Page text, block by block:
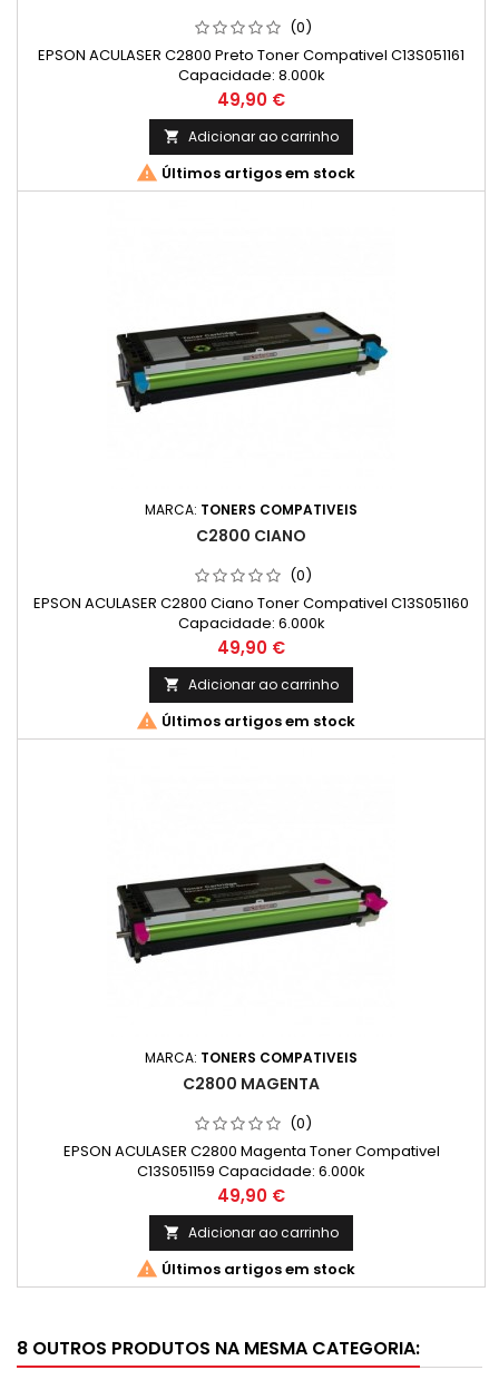
(0)
EPSON ACULASER C2800 Preto Toner Compativel C13S051161
Capacidade: 8.000k
Preço
49,90 €
 Adicionar ao carrinho
 Últimos artigos em stock
MARCA: TONERS COMPATIVEIS
C2800 CIANO
(0)
EPSON ACULASER C2800 Ciano Toner Compativel C13S051160
Capacidade: 6.000k
Preço
49,90 €
 Adicionar ao carrinho
 Últimos artigos em stock
MARCA: TONERS COMPATIVEIS
C2800 MAGENTA
(0)
EPSON ACULASER C2800 Magenta Toner Compativel
C13S051159 Capacidade: 6.000k
Preço
49,90 €
 Adicionar ao carrinho
 Últimos artigos em stock
8 OUTROS PRODUTOS NA MESMA CATEGORIA: